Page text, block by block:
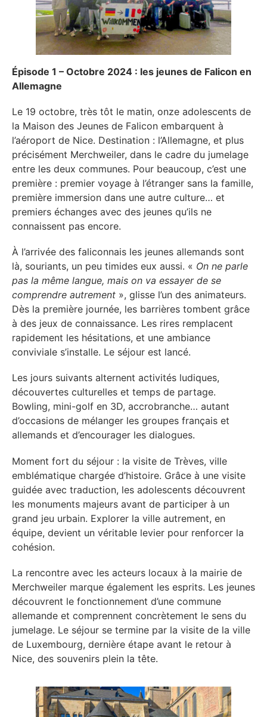
Épisode 1 – Octobre 2024 : les jeunes de Falicon en
Allemagne
Le 19 octobre, très tôt le matin, onze adolescents de
la Maison des Jeunes de Falicon embarquent à
l’aéroport de Nice. Destination : l’Allemagne, et plus
précisément Merchweiler, dans le cadre du jumelage
entre les deux communes. Pour beaucoup, c’est une
première : premier voyage à l’étranger sans la famille,
première immersion dans une autre culture… et
premiers échanges avec des jeunes qu’ils ne
connaissent pas encore.
À l’arrivée des faliconnais les jeunes allemands sont
là, souriants, un peu timides eux aussi. « On ne parle
pas la même langue, mais on va essayer de se
comprendre autrement », glisse l’un des animateurs.
Dès la première journée, les barrières tombent grâce
à des jeux de connaissance. Les rires remplacent
rapidement les hésitations, et une ambiance
conviviale s’installe. Le séjour est lancé.
Les jours suivants alternent activités ludiques,
découvertes culturelles et temps de partage.
Bowling, mini-golf en 3D, accrobranche… autant
d’occasions de mélanger les groupes français et
allemands et d’encourager les dialogues.
Moment fort du séjour : la visite de Trèves, ville
emblématique chargée d’histoire. Grâce à une visite
guidée avec traduction, les adolescents découvrent
les monuments majeurs avant de participer à un
grand jeu urbain. Explorer la ville autrement, en
équipe, devient un véritable levier pour renforcer la
cohésion.
La rencontre avec les acteurs locaux à la mairie de
Merchweiler marque également les esprits. Les jeunes
découvrent le fonctionnement d’une commune
allemande et comprennent concrètement le sens du
jumelage. Le séjour se termine par la visite de la ville
de Luxembourg, dernière étape avant le retour à
Nice, des souvenirs plein la tête.